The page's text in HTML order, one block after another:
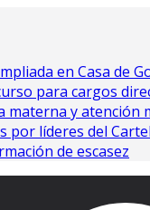
en Casa de
para cargos
materna y
líderes del
de escasez